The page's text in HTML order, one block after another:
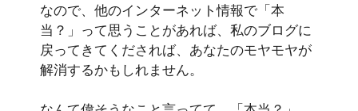
なので、他のインターネット情報で「本
当？」って思うことがあれば、私のブログに
戻ってきてくだされば、あなたのモヤモヤが
解消するかもしれません。